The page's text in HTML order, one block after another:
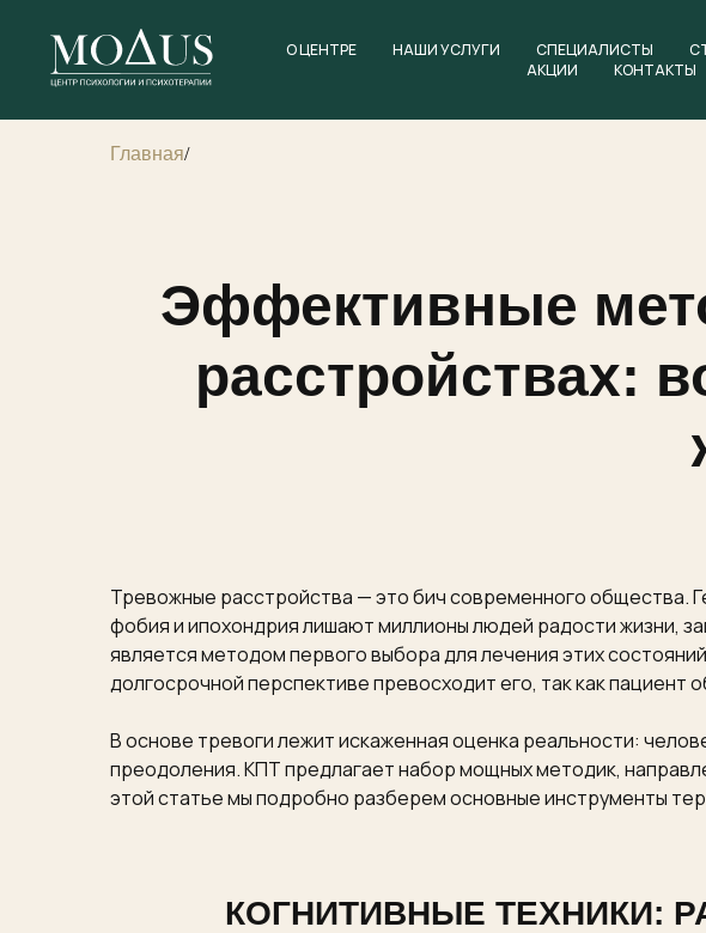
О ЦЕНТРЕ НАШИ УСЛУГИ СПЕЦИАЛИСТЫ
АКЦИИ
КОНТАКТЫ
Главная/
Эффективные
расстройствах:
Тревожные расстройства — это бич современного общества.
фобия и ипохондрия лишают миллионы людей радости жизни,
является методом первого выбора для лечения этих
долгосрочной перспективе превосходит его, так как пациент
В основе тревоги лежит искаженная оценка реальности:
преодоления. КПТ предлагает набор мощных методик,
этой статье мы подробно разберем основные инструменты
КОГНИТИВНЫЕ ТЕХНИКИ: